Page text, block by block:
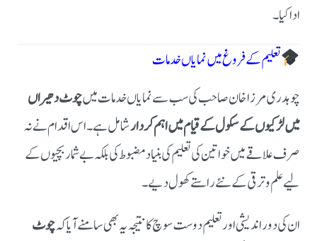
ادا کیا۔
تعلیم کے فروغ میں نمایاں خدمات
چوہدری مرزا خان صاحب کی سب سے نمایاں خدمات میںچوٹ دھیراں
میں لڑکیوں کے سکول کے قیام میں اہم کردارشامل ہے۔ اس اقدام نے نہ
صرف علاقے میں خواتین کی تعلیم کی بنیاد مضبوط کی بلکہ بے شمار بچیوں کے
لیے علم و ترقی کے نئے راستے کھول دیے۔
ان کی دور اندیشی اور تعلیم دوست سوچ کا نتیجہ یہ بھی سامنے آیا کہچوٹ